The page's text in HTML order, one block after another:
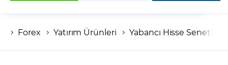
Hesap numaranız
Forex Yatırım Ürünleri Yabancı Hisse Senetleri